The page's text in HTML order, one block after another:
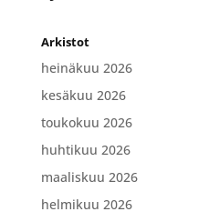
Arkistot
heinäkuu 2026
kesäkuu 2026
toukokuu 2026
huhtikuu 2026
maaliskuu 2026
helmikuu 2026